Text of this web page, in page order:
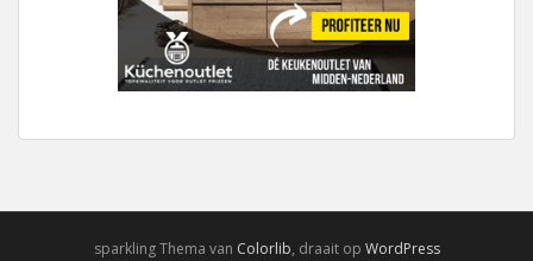
sparkling Thema van Colorlib, draait op WordPress